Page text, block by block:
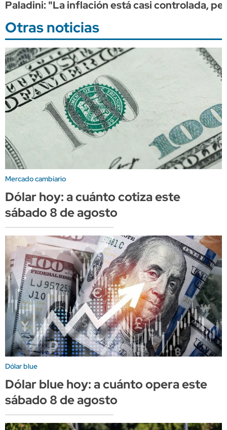
Paladini: "La inflación está casi controlada,
Otras noticias
Mercado cambiario
Dólar hoy: a cuánto cotiza este
sábado 8 de agosto
Dólar blue
Dólar blue hoy: a cuánto opera este
sábado 8 de agosto